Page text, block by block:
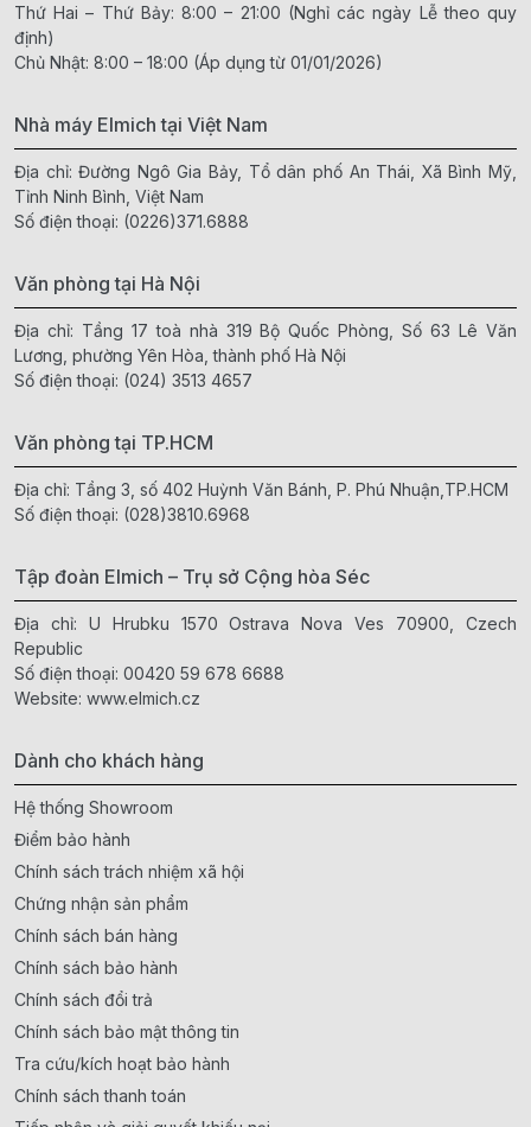
Thứ Hai – Thứ Bảy: 8:00 – 21:00 (Nghỉ các ngày Lễ theo quy
định)
Chủ Nhật: 8:00 – 18:00 (Áp dụng từ 01/01/2026)
Nhà máy Elmich tại Việt Nam
Địa chỉ: Đường Ngô Gia Bảy, Tổ dân phố An Thái, Xã Bình Mỹ,
Tỉnh Ninh Bình, Việt Nam
Số điện thoại: (0226)371.6888
Văn phòng tại Hà Nội
Địa chỉ: Tầng 17 toà nhà 319 Bộ Quốc Phòng, Số 63 Lê Văn
Lương, phường Yên Hòa, thành phố Hà Nội
Số điện thoại: (024) 3513 4657
Văn phòng tại TP.HCM
Địa chỉ: Tầng 3, số 402 Huỳnh Văn Bánh, P. Phú Nhuận,TP.HCM
Số điện thoại: (028)3810.6968
Tập đoàn Elmich – Trụ sở Cộng hòa Séc
Địa chỉ: U Hrubku 1570 Ostrava Nova Ves 70900, Czech
Republic
Số điện thoại: 00420 59 678 6688
Website: www.elmich.cz
Dành cho khách hàng
Hệ thống Showroom
Điểm bảo hành
Chính sách trách nhiệm xã hội
Chứng nhận sản phẩm
Chính sách bán hàng
Chính sách bảo hành
Chính sách đổi trả
Chính sách bảo mật thông tin
Tra cứu/kích hoạt bảo hành
Chính sách thanh toán